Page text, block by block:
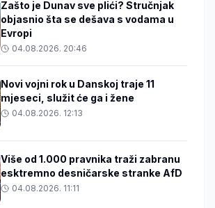
Zašto je Dunav sve plići? Stručnjak
objasnio šta se dešava s vodama u
Evropi
04.08.2026. 20:46
Novi vojni rok u Danskoj traje 11
mjeseci, služit će ga i žene
04.08.2026. 12:13
Više od 1.000 pravnika traži zabranu
esktremno desničarske stranke AfD
04.08.2026. 11:11